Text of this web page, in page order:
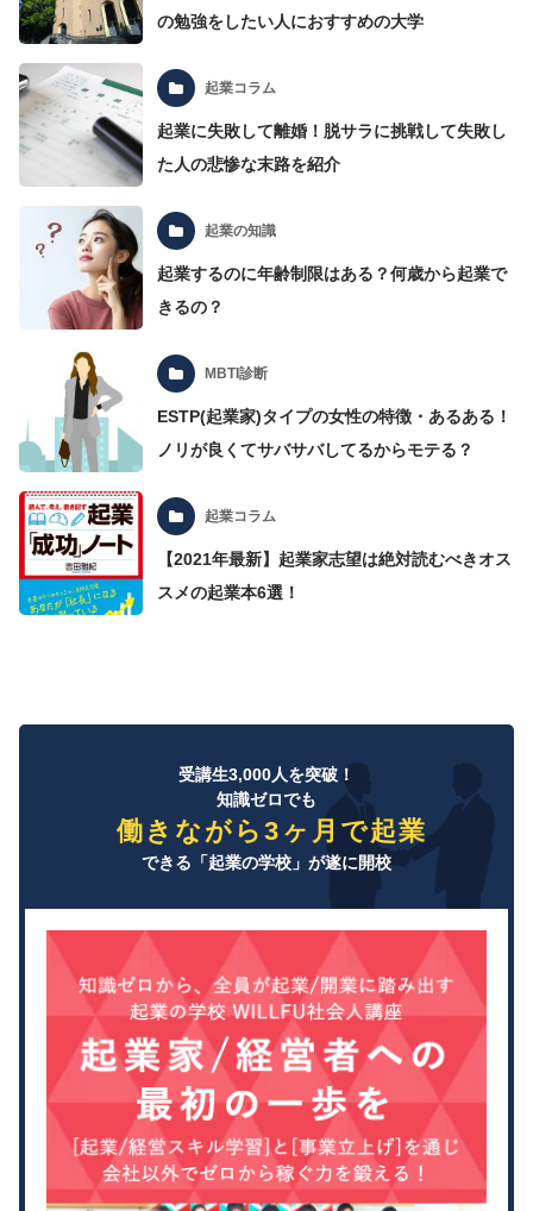
の勉強をしたい人におすすめの大学
起業コラム
起業に失敗して離婚！脱サラに挑戦して失敗し
た人の悲惨な末路を紹介
起業の知識
起業するのに年齢制限はある？何歳から起業で
きるの？
MBTI診断
ESTP(起業家)タイプの女性の特徴・あるある！
ノリが良くてサバサバしてるからモテる？
起業コラム
【2021年最新】起業家志望は絶対読むべきオス
スメの起業本6選！
受講生3,000人を突破！
知識ゼロでも
働きながら3ヶ月で起業
できる「起業の学校」が遂に開校